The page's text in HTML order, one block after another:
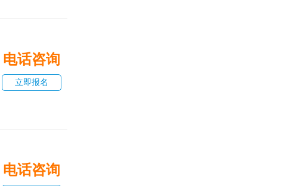
电话咨询
立即报名
电话咨询